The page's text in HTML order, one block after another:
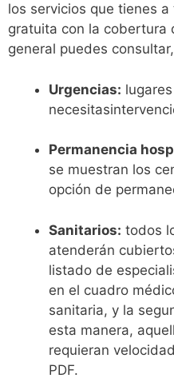
los servicios que tienes
gratuita con la cobertura
general puedes
Urgencias:
Permanencia
se muestran los
opción de
Sanitarios: todos
atenderán
listado de
en el cuadro
sanitaria, y la
esta manera,
requieran
PDF.